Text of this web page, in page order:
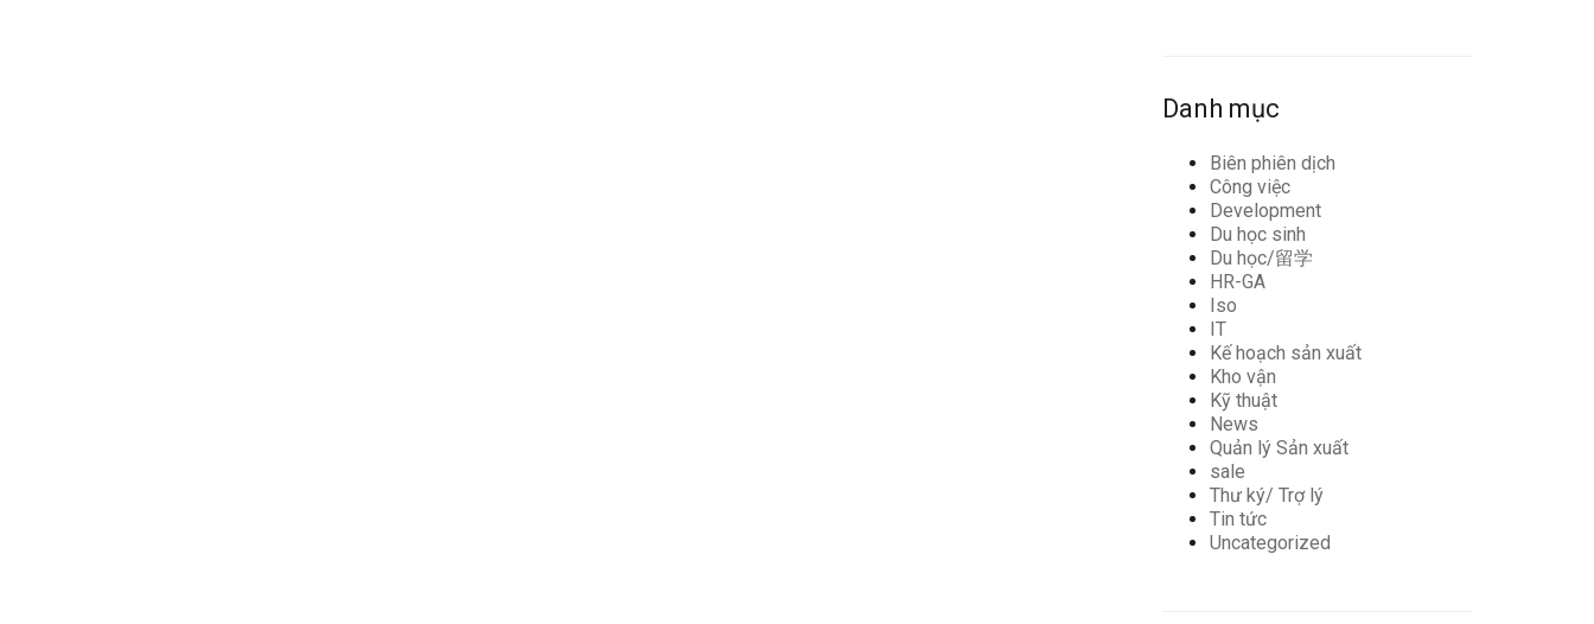
Danh mục
Biên phiên dịch
Công việc
Development
Du học sinh
Du học/留学
HR-GA
Iso
IT
Kế hoạch sản xuất
Kho vận
Kỹ thuật
News
Quản lý Sản xuất
sale
Thư ký/ Trợ lý
Tin tức
Uncategorized